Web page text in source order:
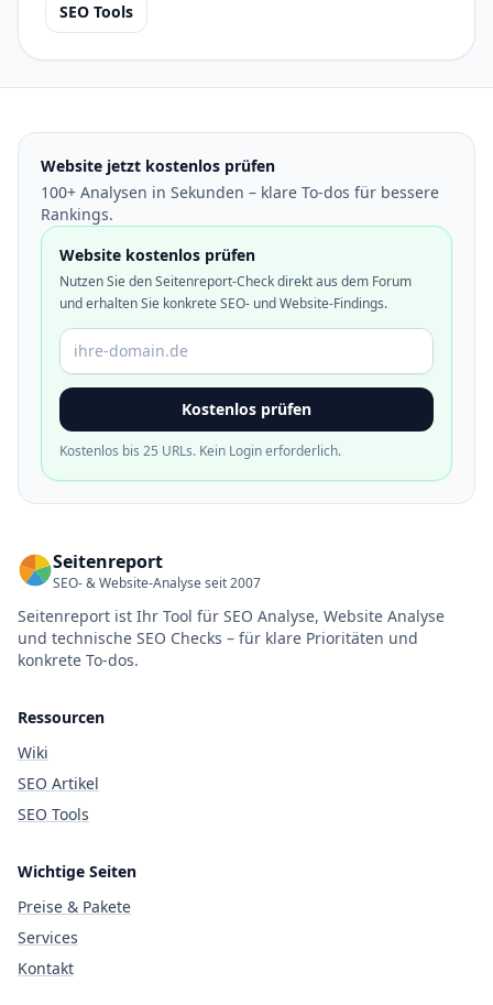
SEO Tools
Website jetzt kostenlos prüfen
100+ Analysen in Sekunden – klare To-dos für bessere
Rankings.
Website kostenlos prüfen
Nutzen Sie den Seitenreport-Check direkt aus dem Forum
und erhalten Sie konkrete SEO- und Website-Findings.
Domain oder URL
Kostenlos prüfen
Kostenlos bis 25 URLs. Kein Login erforderlich.
Seitenreport
SEO- & Website-Analyse seit 2007
Seitenreport ist Ihr Tool für SEO Analyse, Website Analyse
und technische SEO Checks – für klare Prioritäten und
konkrete To-dos.
Ressourcen
Wiki
SEO Artikel
SEO Tools
Wichtige Seiten
Preise & Pakete
Services
Kontakt